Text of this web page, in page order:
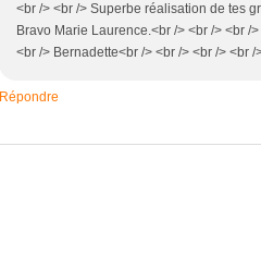
<br /> <br /> Superbe réalisation de tes
Bravo Marie Laurence.<br /> <br /> <br /
<br /> Bernadette<br /> <br /> <br /> <br /
Répondre